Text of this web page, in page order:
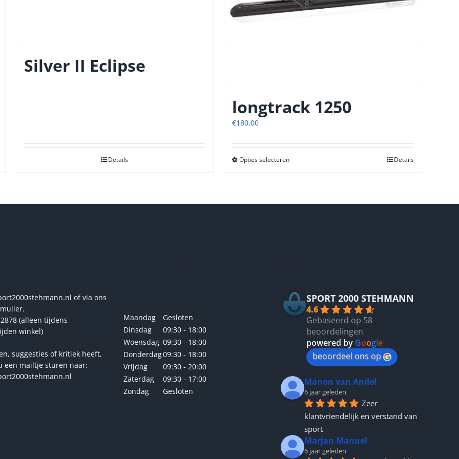
Silver II Eclipse
Details
longtrack 1250
€180,00
Opties selecterenDit
variaties.
productpagina
Details
of via ons
(alleen tijdens
winkel)
suggesties of kritiek heeft,
een mailtje sturen naar:
Maandag
Gesloten
Dinsdag
09:30 - 18:00
Woensdag 09:30 - 18:00
Donderdag09:30 - 18:00
Vrijdag
09:30 - 20:00
Zaterdag
09:30 - 17:00
Zondag
Gesloten
SPORT 2000 STEHMANN
4.6
Gebaseerd op 58
beoordelingen
powered by Google
beoordeel ons op
Manon van Andel
6 jaar geleden
Zeer
klantvriendelijk en verstand van
sport
Marjan Manuel
6 jaar geleden